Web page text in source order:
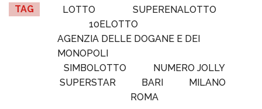
TAG LOTTO
SUPERENALOTTO
10ELOTTO
AGENZIA DELLE DOGANE E DEI
MONOPOLI
SIMBOLOTTO
NUMERO JOLLY
SUPERSTAR
BARI
MILANO
ROMA